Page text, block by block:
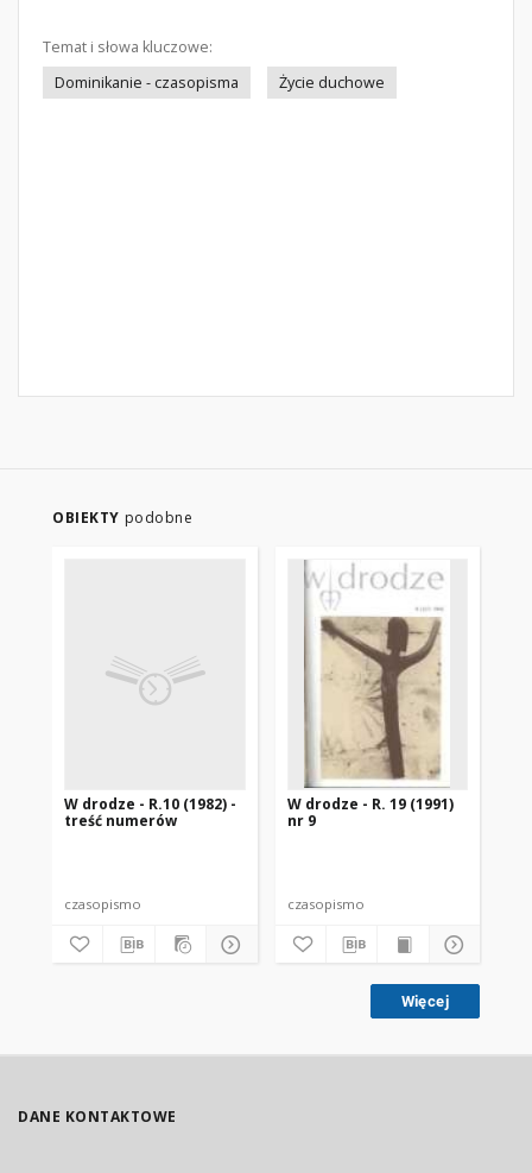
Temat i słowa kluczowe:
Dominikanie - czasopisma
Życie duchowe
OBIEKTY podobne
W drodze - R.10 (1982) -
treść numerów
czasopismo
W drodze - R. 19 (1991)
nr 9
czasopismo
Więcej
DANE KONTAKTOWE